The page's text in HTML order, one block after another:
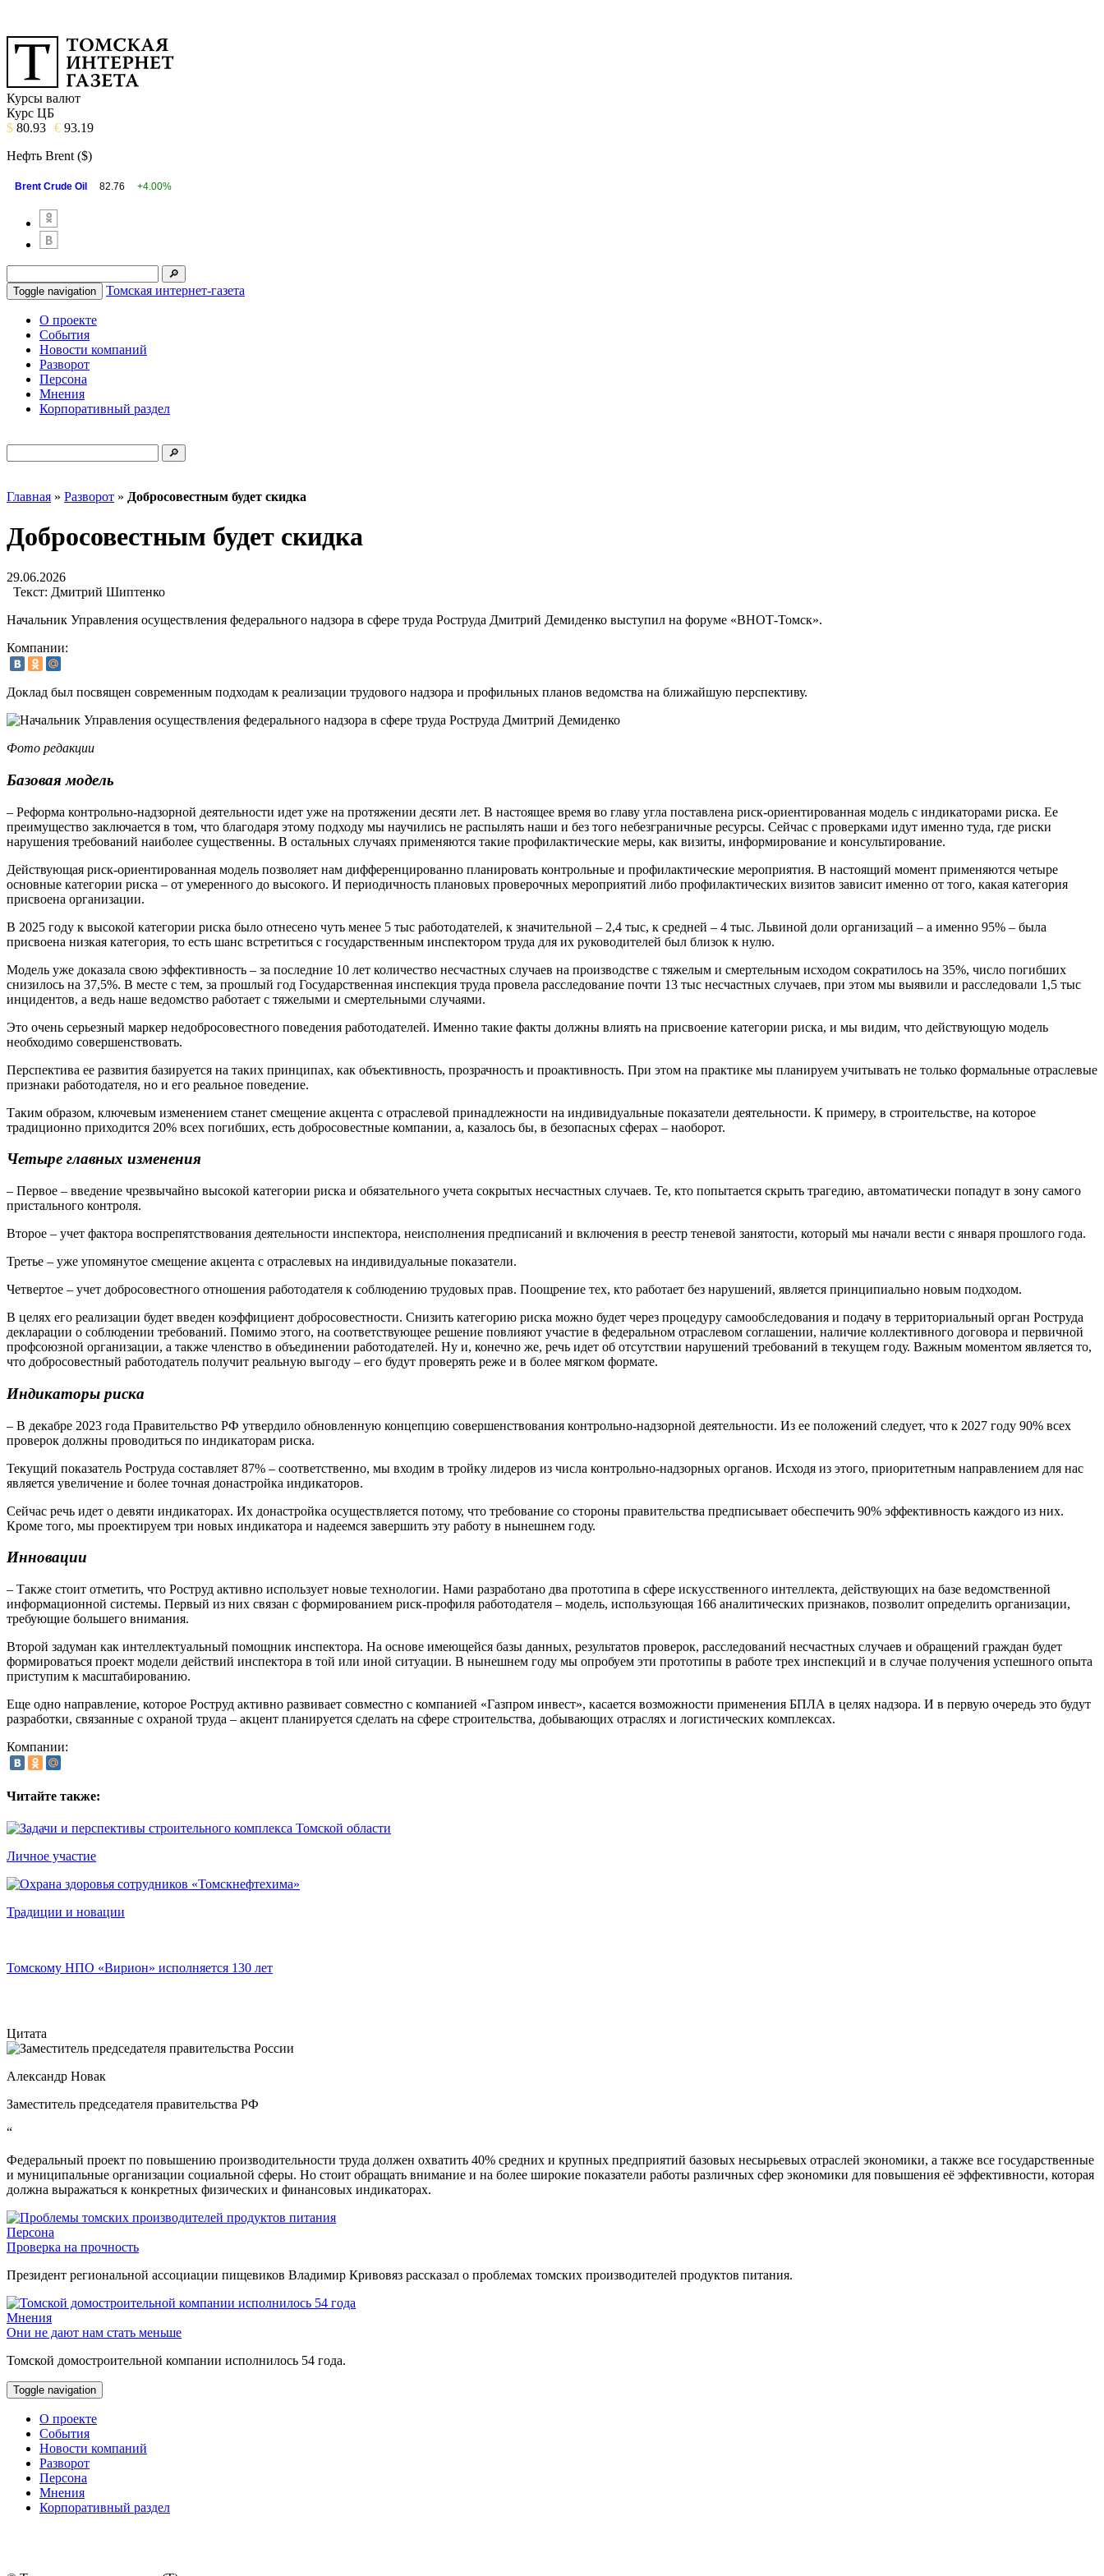
Курсы валют
Курс ЦБ
$ 80.93 € 93.19
Нефть Brent ($)
Brent Crude Oil 82.76 +4.00%
Toggle navigation Томская интернет-газета
О проекте
События
Новости компаний
Разворот
Персона
Мнения
Корпоративный раздел
Главная » Разворот » Добросовестным будет скидка
Добросовестным будет скидка
29.06.2026
Текст: Дмитрий Шиптенко
Начальник Управления осуществления федерального надзора в сфере труда Роструда Дмитрий Демиденко выступил на форуме «ВНОТ-Томск».
Компании:
Доклад был посвящен современным подходам к реализации трудового надзора и профильных планов ведомства на ближайшую перспективу.
Фото редакции
Базовая модель
– Реформа контрольно-надзорной деятельности идет уже на протяжении десяти лет. В настоящее время во главу угла поставлена риск-ориентированная модель с индикаторами риска. Ее
преимущество заключается в том, что благодаря этому подходу мы научились не распылять наши и без того небезграничные ресурсы. Сейчас с проверками идут именно туда, где риски
нарушения требований наиболее существенны. В остальных случаях применяются такие профилактические меры, как визиты, информирование и консультирование.
Действующая риск-ориентированная модель позволяет нам дифференцированно планировать контрольные и профилактические мероприятия. В настоящий момент применяются четыре
основные категории риска – от умеренного до высокого. И периодичность плановых проверочных мероприятий либо профилактических визитов зависит именно от того, какая категория
присвоена организации.
В 2025 году к высокой категории риска было отнесено чуть менее 5 тыс работодателей, к значительной – 2,4 тыс, к средней – 4 тыс. Львиной доли организаций – а именно 95% – была
присвоена низкая категория, то есть шанс встретиться с государственным инспектором труда для их руководителей был близок к нулю.
Модель уже доказала свою эффективность – за последние 10 лет количество несчастных случаев на производстве с тяжелым и смертельным исходом сократилось на 35%, число погибших
снизилось на 37,5%. В месте с тем, за прошлый год Государственная инспекция труда провела расследование почти 13 тыс несчастных случаев, при этом мы выявили и расследовали 1,5 тыс
инцидентов, а ведь наше ведомство работает с тяжелыми и смертельными случаями.
Это очень серьезный маркер недобросовестного поведения работодателей. Именно такие факты должны влиять на присвоение категории риска, и мы видим, что действующую модель
необходимо совершенствовать.
Перспектива ее развития базируется на таких принципах, как объективность, прозрачность и проактивность. При этом на практике мы планируем учитывать не только формальные отраслевые
признаки работодателя, но и его реальное поведение.
Таким образом, ключевым изменением станет смещение акцента с отраслевой принадлежности на индивидуальные показатели деятельности. К примеру, в строительстве, на которое
традиционно приходится 20% всех погибших, есть добросовестные компании, а, казалось бы, в безопасных сферах – наоборот.
Четыре главных изменения
– Первое – введение чрезвычайно высокой категории риска и обязательного учета сокрытых несчастных случаев. Те, кто попытается скрыть трагедию, автоматически попадут в зону самого
пристального контроля.
Второе – учет фактора воспрепятствования деятельности инспектора, неисполнения предписаний и включения в реестр теневой занятости, который мы начали вести с января прошлого года.
Третье – уже упомянутое смещение акцента с отраслевых на индивидуальные показатели.
Четвертое – учет добросовестного отношения работодателя к соблюдению трудовых прав. Поощрение тех, кто работает без нарушений, является принципиально новым подходом.
В целях его реализации будет введен коэффициент добросовестности. Снизить категорию риска можно будет через процедуру самообследования и подачу в территориальный орган Роструда
декларации о соблюдении требований. Помимо этого, на соответствующее решение повлияют участие в федеральном отраслевом соглашении, наличие коллективного договора и первичной
профсоюзной организации, а также членство в объединении работодателей. Ну и, конечно же, речь идет об отсутствии нарушений требований в текущем году. Важным моментом является то,
что добросовестный работодатель получит реальную выгоду – его будут проверять реже и в более мягком формате.
Индикаторы риска
– В декабре 2023 года Правительство РФ утвердило обновленную концепцию совершенствования контрольно-надзорной деятельности. Из ее положений следует, что к 2027 году 90% всех
проверок должны проводиться по индикаторам риска.
Текущий показатель Роструда составляет 87% – соответственно, мы входим в тройку лидеров из числа контрольно-надзорных органов. Исходя из этого, приоритетным направлением для нас
является увеличение и более точная донастройка индикаторов.
Сейчас речь идет о девяти индикаторах. Их донастройка осуществляется потому, что требование со стороны правительства предписывает обеспечить 90% эффективность каждого из них.
Кроме того, мы проектируем три новых индикатора и надеемся завершить эту работу в нынешнем году.
Инновации
– Также стоит отметить, что Роструд активно использует новые технологии. Нами разработано два прототипа в сфере искусственного интеллекта, действующих на базе ведомственной
информационной системы. Первый из них связан с формированием риск-профиля работодателя – модель, использующая 166 аналитических признаков, позволит определить организации,
требующие большего внимания.
Второй задуман как интеллектуальный помощник инспектора. На основе имеющейся базы данных, результатов проверок, расследований несчастных случаев и обращений граждан будет
формироваться проект модели действий инспектора в той или иной ситуации. В нынешнем году мы опробуем эти прототипы в работе трех инспекций и в случае получения успешного опыта
приступим к масштабированию.
Еще одно направление, которое Роструд активно развивает совместно с компанией «Газпром инвест», касается возможности применения БПЛА в целях надзора. И в первую очередь это будут
разработки, связанные с охраной труда – акцент планируется сделать на сфере строительства, добывающих отраслях и логистических комплексах.
Компании:
Читайте также:
Личное участие
Традиции и новации
Томскому НПО «Вирион» исполняется 130 лет
Цитата
Александр Новак
Заместитель председателя правительства РФ
“
Федеральный проект по повышению производительности труда должен охватить 40% средних и крупных предприятий базовых несырьевых отраслей экономики, а также все государственные
и муниципальные организации социальной сферы. Но стоит обращать внимание и на более широкие показатели работы различных сфер экономики для повышения её эффективности, которая
должна выражаться к конкретных физических и финансовых индикаторах.
Персона
Проверка на прочность
Президент региональной ассоциации пищевиков Владимир Кривовяз рассказал о проблемах томских производителей продуктов питания.
Мнения
Они не дают нам стать меньше
Томской домостроительной компании исполнилось 54 года.
Toggle navigation
О проекте
События
Новости компаний
Разворот
Персона
Мнения
Корпоративный раздел